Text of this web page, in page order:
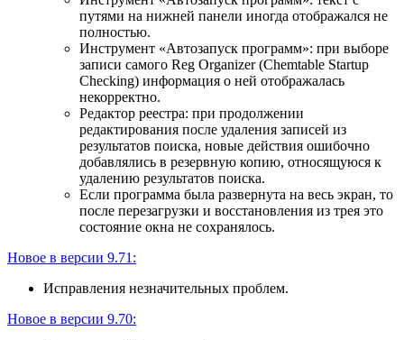
путями на нижней панели иногда отображался не
полностью.
Инструмент «Автозапуск программ»: при выборе
записи самого Reg Organizer (Chemtable Startup
Checking) информация о ней отображалась
некорректно.
Редактор реестра: при продолжении
редактирования после удаления записей из
результатов поиска, новые действия ошибочно
добавлялись в резервную копию, относящуюся к
удалению результатов поиска.
Если программа была развернута на весь экран, то
после перезагрузки и восстановления из трея это
состояние окна не сохранялось.
Новое в версии 9.71:
Исправления незначительных проблем.
Новое в версии 9.70: